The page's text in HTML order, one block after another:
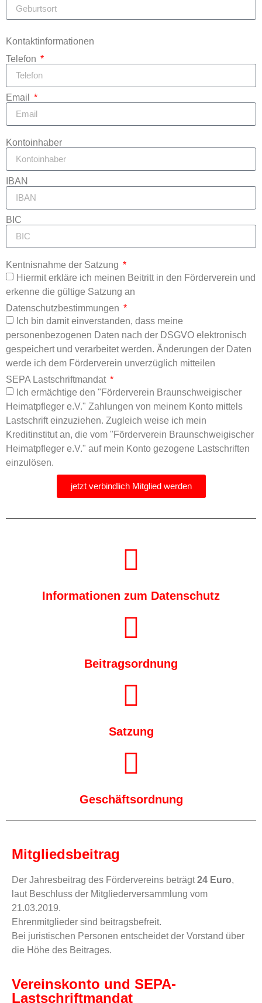
Kontaktinformationen
Telefon
Email
Kontoinhaber
IBAN
BIC
Kentnisnahme der Satzung
Hiermit erkläre ich meinen Beitritt in den Förderverein und
erkenne die gültige Satzung an
Datenschutzbestimmungen
Ich bin damit einverstanden, dass meine
personenbezogenen Daten nach der DSGVO elektronisch
gespeichert und verarbeitet werden. Änderungen der Daten
werde ich dem Förderverein unverzüglich mitteilen
SEPA Lastschriftmandat
Ich ermächtige den "Förderverein Braunschweigischer
Heimatpfleger e.V." Zahlungen von meinem Konto mittels
Lastschrift einzuziehen. Zugleich weise ich mein
Kreditinstitut an, die vom "Förderverein Braunschweigischer
Heimatpfleger e.V." auf mein Konto gezogene Lastschriften
einzulösen.
jetzt verbindlich Mitglied werden
Informationen zum Datenschutz
Beitragsordnung
Satzung
Geschäftsordnung
Mitgliedsbeitrag
Der Jahresbeitrag des Fördervereins beträgt24 Euro,
laut Beschluss der Mitgliederversammlung vom
21.03.2019.
Ehrenmitglieder sind beitragsbefreit.
Bei juristischen Personen entscheidet der Vorstand über
die Höhe des Beitrages.
Vereinskonto und SEPA-
Lastschriftmandat